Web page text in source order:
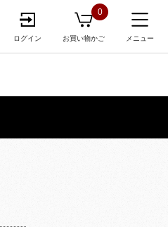
ログイン お買い物かご
0
メニュー